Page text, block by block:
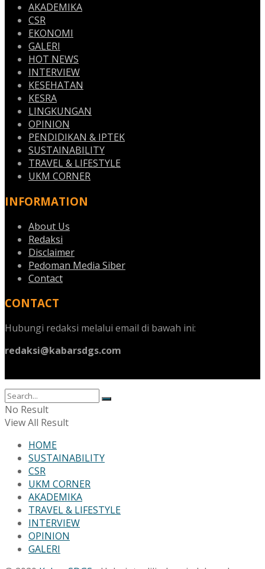
AKADEMIKA
CSR
EKONOMI
GALERI
HOT NEWS
INTERVIEW
KESEHATAN
KESRA
LINGKUNGAN
OPINION
PENDIDIKAN & IPTEK
SUSTAINABILITY
TRAVEL & LIFESTYLE
UKM CORNER
INFORMATION
About Us
Redaksi
Disclaimer
Pedoman Media Siber
Contact
CONTACT
Hubungi redaksi melalui email di bawah ini:
redaksi@kabarsdgs.com
No Result
View All Result
HOME
SUSTAINABILITY
CSR
UKM CORNER
AKADEMIKA
TRAVEL & LIFESTYLE
INTERVIEW
OPINION
GALERI